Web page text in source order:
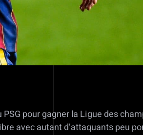
pour gagner la Ligue des
avec autant d’attaquants peu